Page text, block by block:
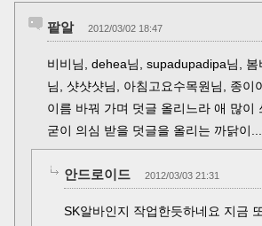
팥알 2012/03/02 18:47
비비님, dehea님, supadupadipa님, 봄
님, 샷샷샷님, 아침고요수목원님, 종이
이름 바꿔 가며 덧글 올리느라 애 많이
굳이 의심 받을 덧글을 올리는 까닭이
안드로이드 2012/03/03 21:31
SK알바인지 작업한듯하네요 지금